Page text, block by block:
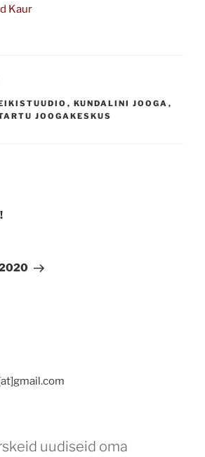
Kaur
, KUNDALINI JOOGA ,
JOOGAKESKUS
2020
uudiseid oma